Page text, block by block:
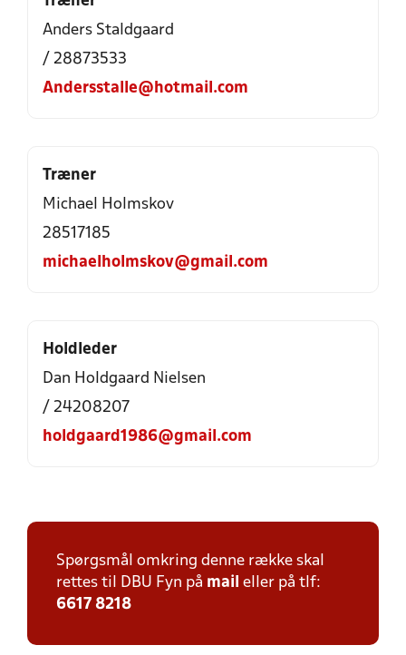
Anders Staldgaard
/ 28873533
Andersstalle@hotmail.com
Træner
Michael Holmskov
28517185
michaelholmskov@gmail.com
Holdleder
Dan Holdgaard Nielsen
/ 24208207
holdgaard1986@gmail.com
Spørgsmål omkring denne række skal
rettes til DBU Fyn på mail eller på tlf:
6617 8218